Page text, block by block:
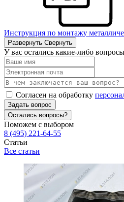
Инструкция по монтажу
Развернуть Свернуть
У вас остались какие-либо
Согласен на обработку
Задать вопрос
Остались вопросы?
Поможем с выбором
8 (495) 221-64-55
Статьи
Все статьи